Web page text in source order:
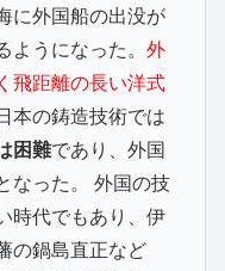
に外国船の出没が
ようになった。 外
飛距離の長い洋式
本の鋳造技術では
困難であり、外国
なった。 外国の技
時代でもあり、伊
の鍋島直正など